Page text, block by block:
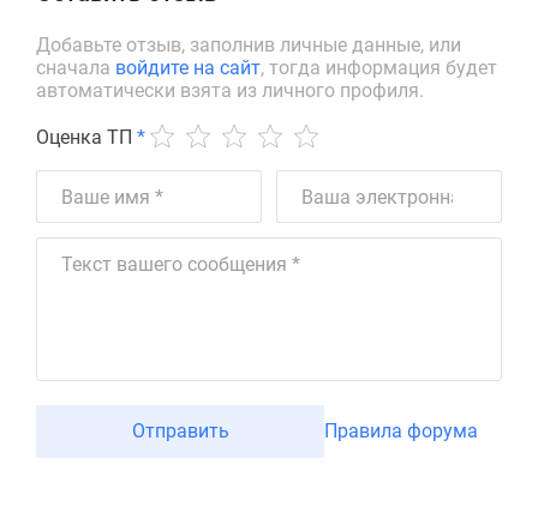
Добавьте отзыв, заполнив личные данные, или
сначала войдите на сайт, тогда информация будет
автоматически взята из личного профиля.
Оценка ТП *
Отправить Правила форума